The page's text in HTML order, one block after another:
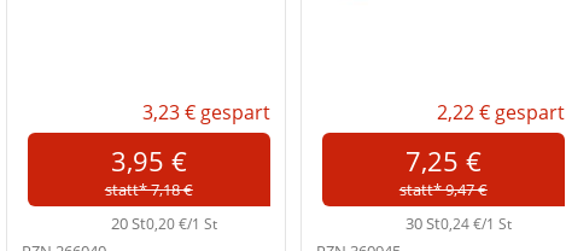
3,23 € gespart
3,95 €
statt* 7,18 €
20 St0,20 €/1 St
2,22 € gespart
7,25 €
statt* 9,47 €
30 St0,24 €/1 St